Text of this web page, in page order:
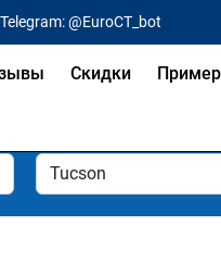
Telegram: @EuroCT_bot
Скидки